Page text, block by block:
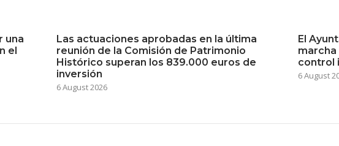
una
el
Las actuaciones aprobadas en la última
reunión de la Comisión de Patrimonio
Histórico superan los 839.000 euros de
inversión
6 August 2026
El
marcha
control
6 August